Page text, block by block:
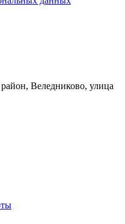
Веледниково, улица